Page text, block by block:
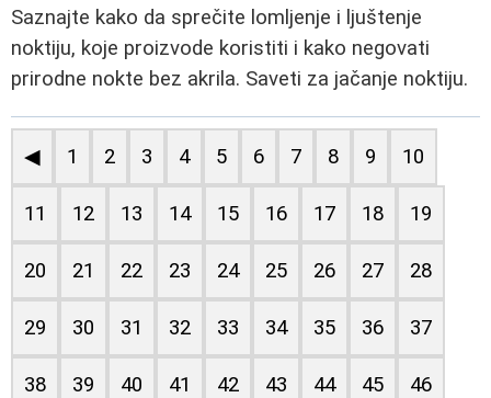
Saznajte kako da sprečite lomljenje i ljuštenje
noktiju, koje proizvode koristiti i kako negovati
prirodne nokte bez akrila. Saveti za jačanje noktiju.
◀ 1 2 3 4 5 6 7 8 9 10
11 12 13 14 15 16 17 18 19
20 21 22 23 24 25 26 27 28
29 30 31 32 33 34 35 36 37
38 39 40 41 42 43 44 45 46